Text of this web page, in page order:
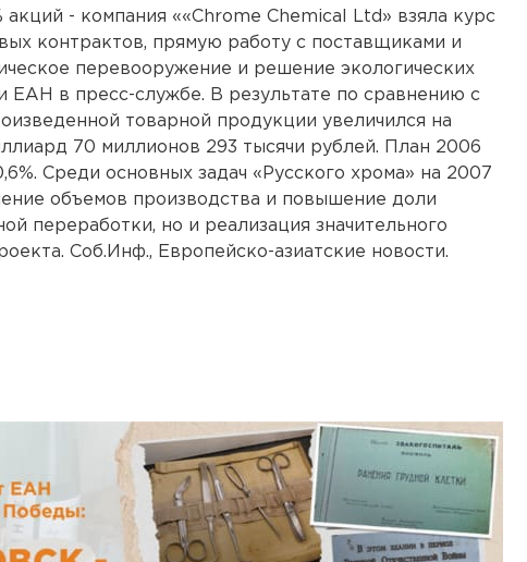
- компания ««Chrome Chemical Ltd» взяла курс
контрактов, прямую работу с поставщиками и
перевооружение и решение экологических
ЕАН в пресс-службе. В результате по сравнению с
товарной продукции увеличился на
70 миллионов 293 тысячи рублей. План 2006
Среди основных задач «Русского хрома» на 2007
объемов производства и повышение доли
переработки, но и реализация значительного
Соб.Инф., Европейско-азиатские новости.